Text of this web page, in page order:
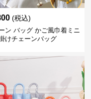
(税込)
ン バッグ かご風巾着ミニ
けチェーンバッグ